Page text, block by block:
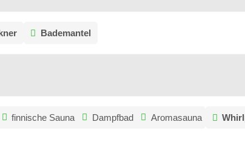
Bademantel
finnische Sauna Dampfbad Aromasauna